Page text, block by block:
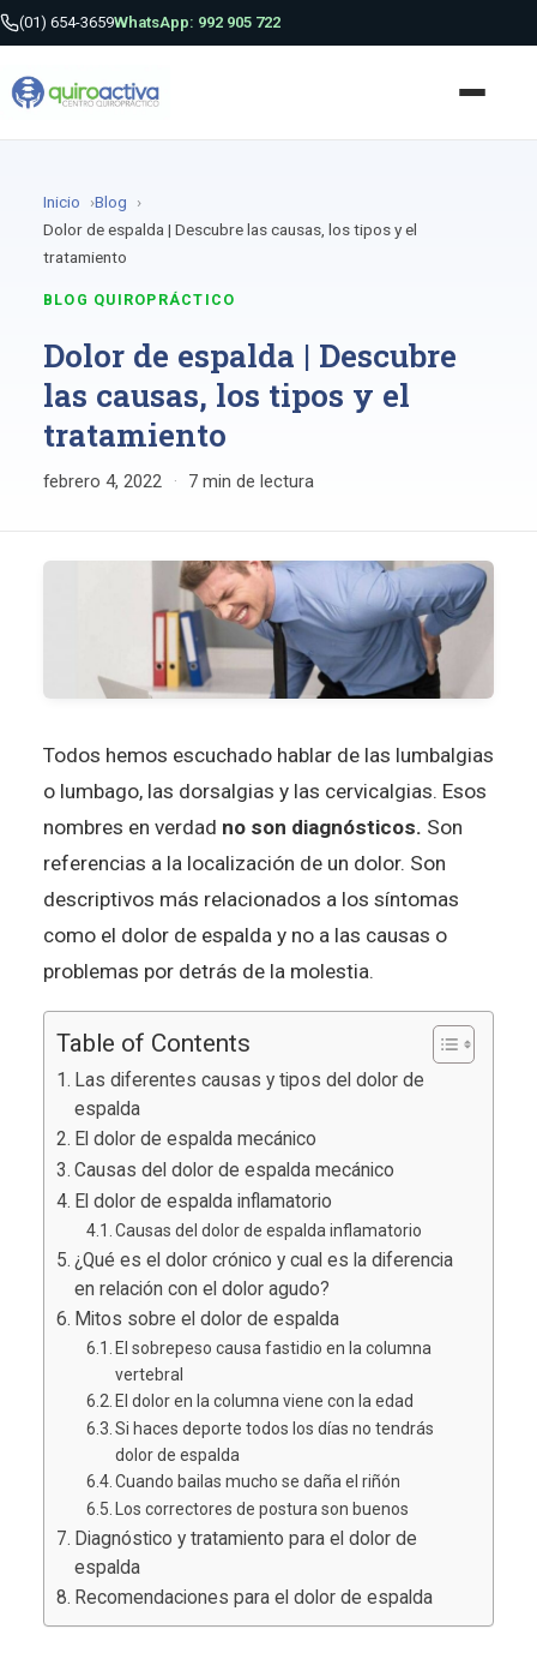
(01) 654-3659WhatsApp: 992 905 722
Inicio
Blog
Dolor de espalda | Descubre las causas, los tipos y el
tratamiento
BLOG QUIROPRÁCTICO
Dolor de espalda | Descubre
las causas, los tipos y el
tratamiento
febrero 4, 2022 · 7 min de lectura
Todos hemos escuchado hablar de las lumbalgias
o lumbago, las dorsalgias y las cervicalgias. Esos
nombres en verdad no son diagnósticos. Son
referencias a la localización de un dolor. Son
descriptivos más relacionados a los síntomas
como el dolor de espalda y no a las causas o
problemas por detrás de la molestia.
Table of Contents
Las diferentes causas y tipos del dolor de
espalda
El dolor de espalda mecánico
Causas del dolor de espalda mecánico
El dolor de espalda inflamatorio
Causas del dolor de espalda inflamatorio
¿Qué es el dolor crónico y cual es la diferencia
en relación con el dolor agudo?
Mitos sobre el dolor de espalda
El sobrepeso causa fastidio en la columna
vertebral
El dolor en la columna viene con la edad
Si haces deporte todos los días no tendrás
dolor de espalda
Cuando bailas mucho se daña el riñón
Los correctores de postura son buenos
Diagnóstico y tratamiento para el dolor de
espalda
Recomendaciones para el dolor de espalda